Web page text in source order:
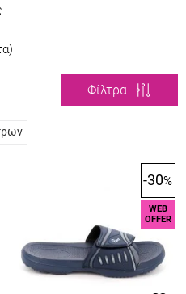
Φίλτρα
-30%
WEB
OFFER